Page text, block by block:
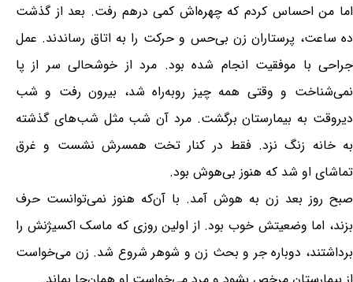
اما من احساس کردم که چهره‌اش کمی درهم رفت. بعد از گذشت
ده ساعت، پرستاران زن بی‌حس و حرکت را به اتاق رساندند. عمل
جراحی با موفقیت انجام شده بود. مرد از خوشحالی سر از پا
نمی‌شناخت و وقتی همه چیز روبه‌راه شد، بیرون رفت و شب
دیروقت به بیمارستان برگشت. مرد آن شب مثل شب‌های گذشته
به خانه زنگ نزد. فقط در کنار تخت همسرش نشست و غرق
تماشای او شد که هنوز بی‌هوش بود.
صبح روز بعد زن به هوش آمد. با آن‌که هنوز نمی‌توانست حرف
بزند، اما وضعیتش خوب بود. از اولین روزی که ماسک اکسیژنش را
برداشتند، دوباره جر و بحث زن و شوهر شروع شد. زن می‌خواست